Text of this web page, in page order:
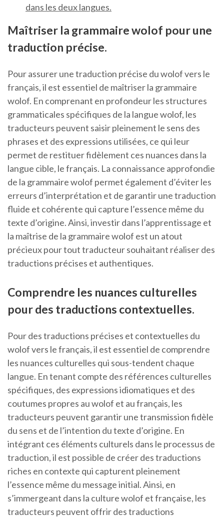
dans les deux langues.
Maîtriser la grammaire wolof pour une
traduction précise.
Pour assurer une traduction précise du wolof vers le
français, il est essentiel de maîtriser la grammaire
wolof. En comprenant en profondeur les structures
grammaticales spécifiques de la langue wolof, les
traducteurs peuvent saisir pleinement le sens des
phrases et des expressions utilisées, ce qui leur
permet de restituer fidèlement ces nuances dans la
langue cible, le français. La connaissance approfondie
de la grammaire wolof permet également d’éviter les
erreurs d’interprétation et de garantir une traduction
fluide et cohérente qui capture l’essence même du
texte d’origine. Ainsi, investir dans l’apprentissage et
la maîtrise de la grammaire wolof est un atout
précieux pour tout traducteur souhaitant réaliser des
traductions précises et authentiques.
Comprendre les nuances culturelles
pour des traductions contextuelles.
Pour des traductions précises et contextuelles du
wolof vers le français, il est essentiel de comprendre
les nuances culturelles qui sous-tendent chaque
langue. En tenant compte des références culturelles
spécifiques, des expressions idiomatiques et des
coutumes propres au wolof et au français, les
traducteurs peuvent garantir une transmission fidèle
du sens et de l’intention du texte d’origine. En
intégrant ces éléments culturels dans le processus de
traduction, il est possible de créer des traductions
riches en contexte qui capturent pleinement
l’essence même du message initial. Ainsi, en
s’immergeant dans la culture wolof et française, les
traducteurs peuvent offrir des traductions